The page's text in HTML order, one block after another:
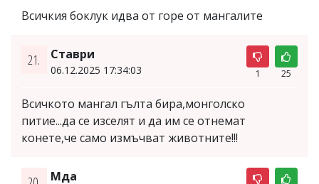
Всичкия боклук идва от горе от мангалите
21. Ставри
06.12.2025 17:34:03 1 25
Всичкото мангал гълта бира,монголско
питие...да се изселят и да им се отнемат
конете,че само измъчват животните!!!
Мда